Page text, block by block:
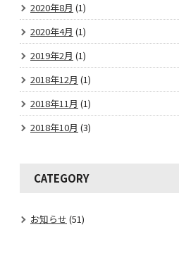
2020年8月 (1)
2020年4月 (1)
2019年2月 (1)
2018年12月 (1)
2018年11月 (1)
2018年10月 (3)
CATEGORY
お知らせ (51)